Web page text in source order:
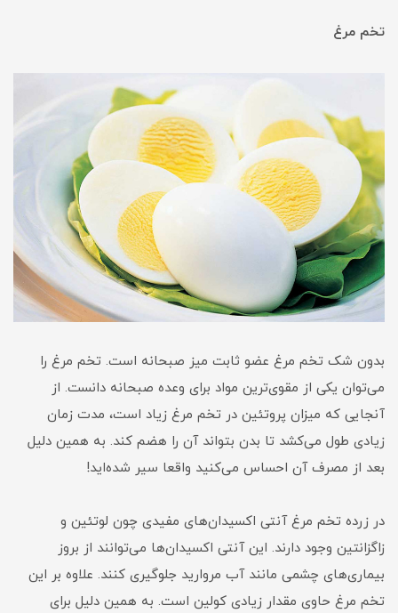
تخم مرغ
بدون شک تخم مرغ عضو ثابت میز صبحانه است. تخم مرغ را
می‌توان یکی از مقوی‌ترین مواد برای وعده صبحانه دانست. از
آنجایی که میزان پروتئین در تخم مرغ زیاد است، مدت زمان
زیادی طول می‌کشد تا بدن بتواند آن را هضم کند. به همین دلیل
بعد از مصرف آن احساس می‌کنید واقعا سیر شده‌اید!
در زرده تخم مرغ آنتی اکسیدان‌های مفیدی چون لوتئین و
زاگزانتین وجود دارند. این آنتی اکسیدان‌ها می‌توانند از بروز
بیماری‌های چشمی مانند آب مروارید جلوگیری کنند. علاوه بر این
تخم مرغ حاوی مقدار زیادی کولین است. به همین دلیل برای